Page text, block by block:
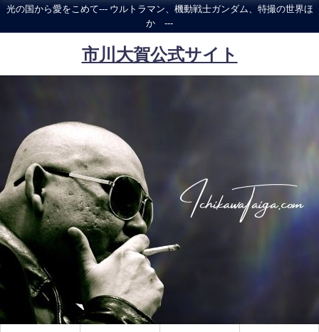
光の国から愛をこめて--- ウルトラマン、機動戦士ガンダム、特撮の世界ほ
か ---
市川大賀公式サイト